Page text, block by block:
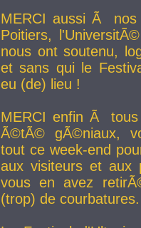
MERCI aussi Ã nos
Poitiers,
nous ont soutenu,
et sans qui le
eu (de) lieu !
MERCI enfin Ã
Ã©tÃ© gÃ©niaux,
tout ce week-end
aux visiteurs et aux
vous en avez
(trop) de courbatures.